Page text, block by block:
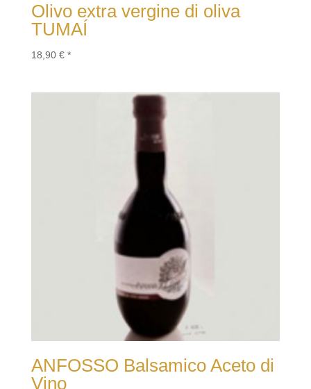
Olivo extra vergine di oliva
TUMAÍ
18,90 € *
ANFOSSO Balsamico Aceto di
Vino